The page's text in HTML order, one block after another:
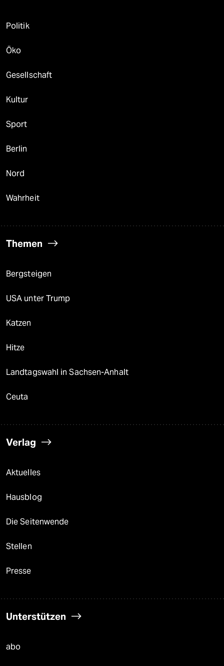
Politik
Öko
Gesellschaft
Kultur
Sport
Berlin
Nord
Wahrheit
Themen
Bergsteigen
USA unter Trump
Katzen
Hitze
Landtagswahl in Sachsen-Anhalt
Ceuta
Verlag
Aktuelles
Hausblog
Die Seitenwende
Stellen
Presse
Unterstützen
abo